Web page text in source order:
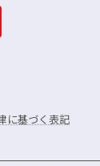
に基づく表記